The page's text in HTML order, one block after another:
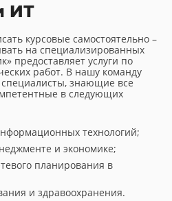
ИТ
курсовые самостоятельно –
на специализированных
предоставляет услуги по
работ. В нашу команду
знающие все
в следующих
технологий;
и экономике;
планирования в
и здравоохранения.